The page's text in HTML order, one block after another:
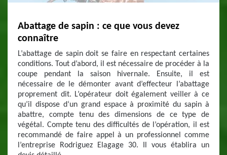
Abattage de sapin : ce que vous devez
connaître
L’abattage de sapin doit se faire en respectant certaines
conditions. Tout d’abord, il est nécessaire de procéder à la
coupe pendant la saison hivernale. Ensuite, il est
nécessaire de le démonter avant d’effecteur l’abattage
proprement dit. L’opérateur doit également veiller à ce
qu’il dispose d‘un grand espace à proximité du sapin à
abattre, compte tenu des dimensions de ce type de
végétal. Compte tenu des difficultés de l’opération, il est
recommandé de faire appel à un professionnel comme
l’entreprise Rodriguez Elagage 30. Il vous établira un